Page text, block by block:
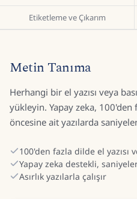
Etiketleme ve Çıkarım
Metin Tanıma
Herhangi bir el yazısı veya
yükleyin. Yapay zeka, 100'den
öncesine ait yazılarda
100'den fazla dilde el yazısı
Yapay zeka destekli,
Asırlık yazılarla çalışır